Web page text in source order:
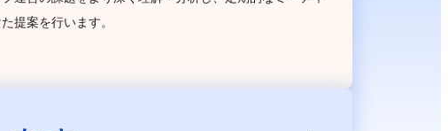
提案を行います。